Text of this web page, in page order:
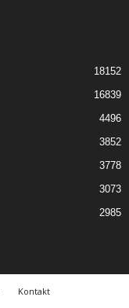
18152
16839
4496
3852
3778
3073
2985
Kontakt